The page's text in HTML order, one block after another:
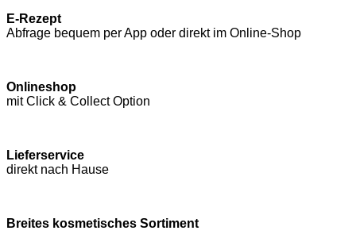
E-Rezept
Abfrage bequem per App oder direkt im Online-Shop
Onlineshop
mit Click & Collect Option
Lieferservice
direkt nach Hause
Breites kosmetisches Sortiment